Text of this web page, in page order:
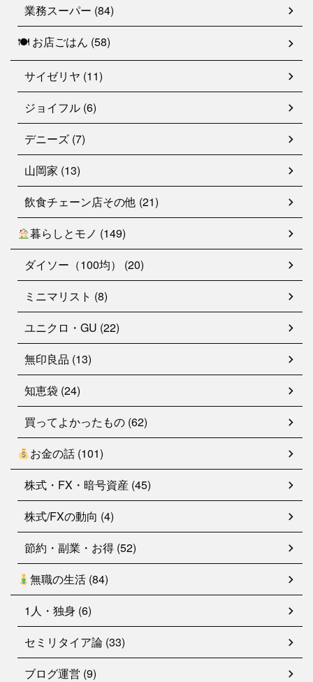
業務スーパー (84)
🍽 お店ごはん (58)
サイゼリヤ (11)
ジョイフル (6)
デニーズ (7)
山岡家 (13)
飲食チェーン店その他 (21)
暮らしとモノ (149)
ダイソー（100均） (20)
ミニマリスト (8)
ユニクロ・GU (22)
無印良品 (13)
知恵袋 (24)
買ってよかったもの (62)
お金の話 (101)
株式・FX・暗号資産 (45)
株式/FXの動向 (4)
節約・副業・お得 (52)
無職の生活 (84)
1人・独身 (6)
セミリタイア論 (33)
ブログ運営 (9)